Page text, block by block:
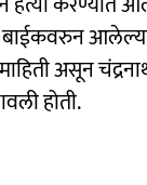
बाईकवरुन
असून चंद्रनाथ
होती.